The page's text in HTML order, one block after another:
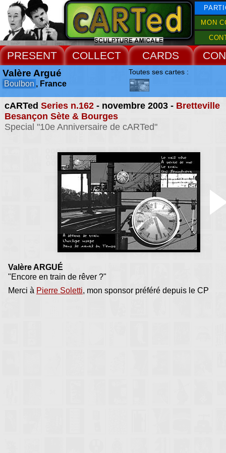
MON
PRESENT COLLECT CARDS
cARTed Series n.162- novembre 2003 - Bretteville
Besançon Sète & Bourges
Special "10e Anniversaire de cARTed"
Valère ARGUÉ
"Encore en train de rêver ?"
Merci à Pierre Soletti, mon sponsor préféré depuis le CP
Valère Argué
Boulbon , France
Toutes ses cartes :